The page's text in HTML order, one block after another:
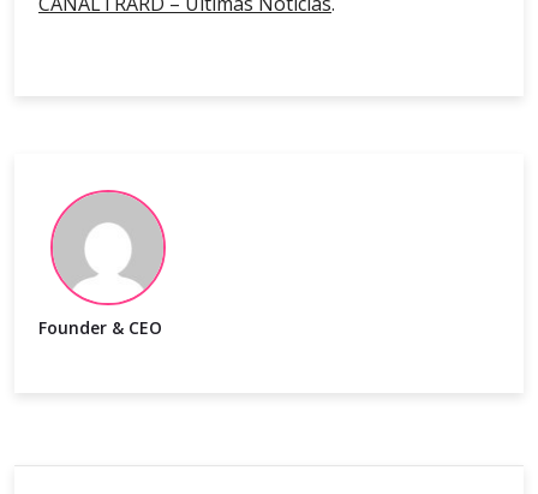
Founder & CEO